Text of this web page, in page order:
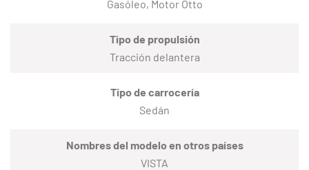
Gasóleo, Motor Otto
Tipo de propulsión
Tracción delantera
Tipo de carrocería
Sedán
Nombres del modelo en otros países
VISTA